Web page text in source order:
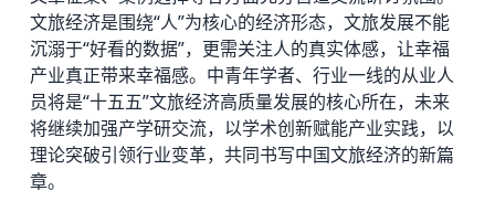
文旅经济是围绕“人”为核心的经济形态，文旅发展不能
沉溺于“好看的数据”，更需关注人的真实体感，让幸福
产业真正带来幸福感。中青年学者、行业一线的从业人
员将是“十五五”文旅经济高质量发展的核心所在，未来
将继续加强产学研交流，以学术创新赋能产业实践，以
理论突破引领行业变革，共同书写中国文旅经济的新篇
章。